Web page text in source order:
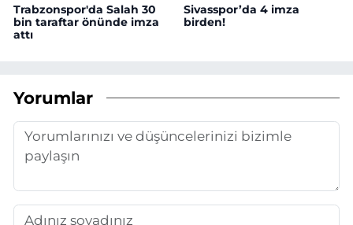
Trabzonspor'da Salah 30
bin taraftar önünde imza
attı
Sivasspor’da 4 imza
birden!
Yorumlar